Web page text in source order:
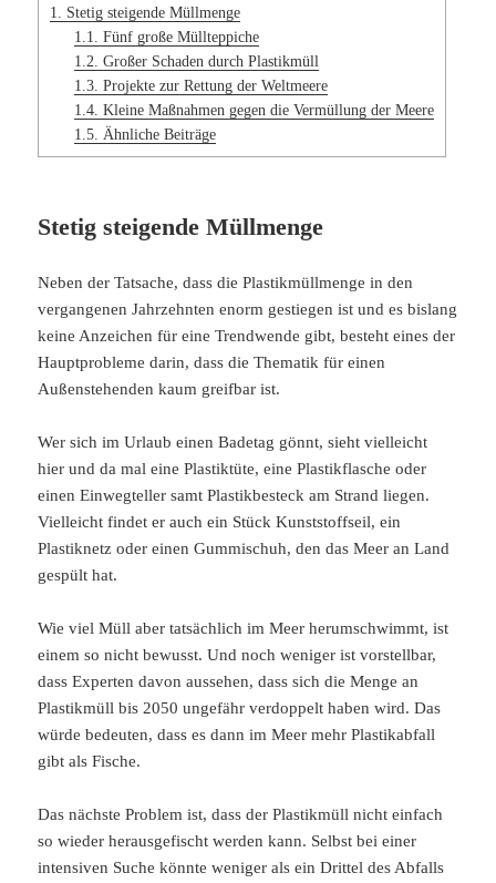
1.
Stetig steigende Müllmenge
1.1.
Fünf große Müllteppiche
1.2. Großer Schaden durch Plastikmüll
1.3. Projekte zur Rettung der Weltmeere
1.4. Kleine Maßnahmen gegen die Vermüllung der Meere
1.5. Ähnliche Beiträge
Stetig steigende Müllmenge
Neben der Tatsache, dass die Plastikmüllmenge in den
vergangenen Jahrzehnten enorm gestiegen ist und es bislang
keine Anzeichen für eine Trendwende gibt, besteht eines der
Hauptprobleme darin, dass die Thematik für einen
Außenstehenden kaum greifbar ist.
Wer sich im Urlaub einen Badetag gönnt, sieht vielleicht
hier und da mal eine Plastiktüte, eine Plastikflasche oder
einen Einwegteller samt Plastikbesteck am Strand liegen.
Vielleicht findet er auch ein Stück Kunststoffseil, ein
Plastiknetz oder einen Gummischuh, den das Meer an Land
gespült hat.
Wie viel Müll aber tatsächlich im Meer herumschwimmt, ist
einem so nicht bewusst. Und noch weniger ist vorstellbar,
dass Experten davon aussehen, dass sich die Menge an
Plastikmüll bis 2050 ungefähr verdoppelt haben wird. Das
würde bedeuten, dass es dann im Meer mehr Plastikabfall
gibt als Fische.
Das nächste Problem ist, dass der Plastikmüll nicht einfach
so wieder herausgefischt werden kann. Selbst bei einer
intensiven Suche könnte weniger als ein Drittel des Abfalls